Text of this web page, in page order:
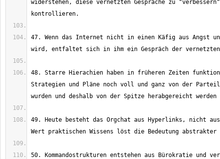
widerstehen, diese vernetzten Gespräche zu
47. Wenn das Internet nicht in einen Käfig aus Angst und
48. Starre Hierachien haben in früheren Zeiten
Strategien und Pläne noch voll und ganz von der
49. Heute besteht das Orgchat aus Hyperlinks, nicht
50. Kommandostrukturen entstehen aus Bürokratie und